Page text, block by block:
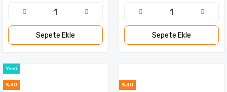
Sepete Ekle Sepete Ekle
%30
Yeni
%30